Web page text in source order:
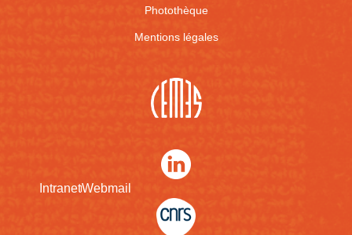
Photothèque
Mentions légales
IntranetWebmail